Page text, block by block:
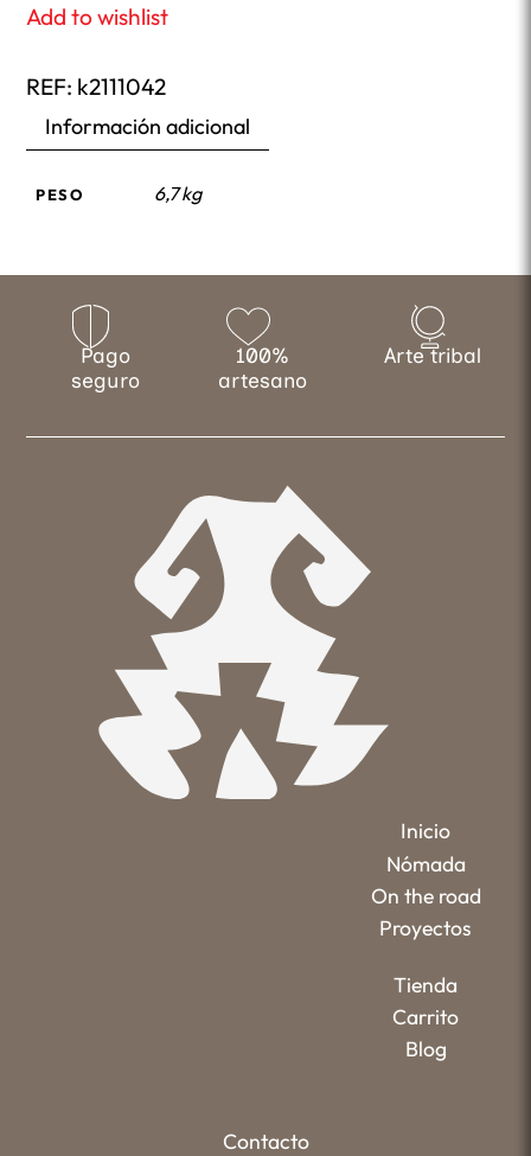
Add to wishlist
REF: k2111042
Información adicional
PESO 6,7 kg
Pago
seguro
100%
artesano
Arte tribal
Inicio
Nómada
On the road
Proyectos
Tienda
Carrito
Blog
Contacto